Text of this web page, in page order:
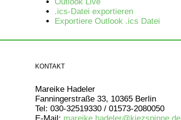
.ics-Datei exportieren
Exportiere Outlook .ics Datei
KONTAKT
Mareike Hadeler
Fanningerstraße 33, 10365 Berlin
Tel: 030-32519330 / 01573-2080050